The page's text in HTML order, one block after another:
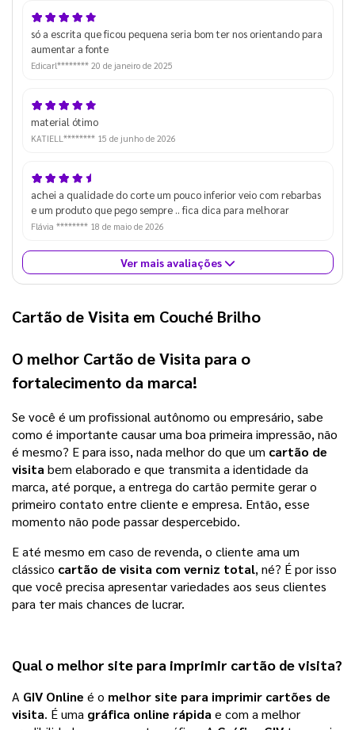
só a escrita que ficou pequena seria bom ter nos orientando para
aumentar a fonte
Edicarl******** 20 de janeiro de 2025
material ótimo
KATIELL******** 15 de junho de 2026
achei a qualidade do corte um pouco inferior veio com rebarbas
e um produto que pego sempre .. fica dica para melhorar
Flávia ******** 18 de maio de 2026
Ver mais avaliações
Cartão de Visita em Couché Brilho
O melhor Cartão de Visita para o
fortalecimento da marca!
Se você é um profissional autônomo ou empresário, sabe
como é importante causar uma boa primeira impressão, não
é mesmo? E para isso, nada melhor do que um cartão de
visita bem elaborado e que transmita a identidade da
marca, até porque, a entrega do cartão permite gerar o
primeiro contato entre cliente e empresa. Então, esse
momento não pode passar despercebido.
E até mesmo em caso de revenda, o cliente ama um
clássico cartão de visita com verniz total, né? É por isso
que você precisa apresentar variedades aos seus clientes
para ter mais chances de lucrar.
Qual o melhor site para imprimir cartão de visita?
A GIV Online é o melhor site para imprimir cartões de
visita. É uma gráfica online rápida e com a melhor